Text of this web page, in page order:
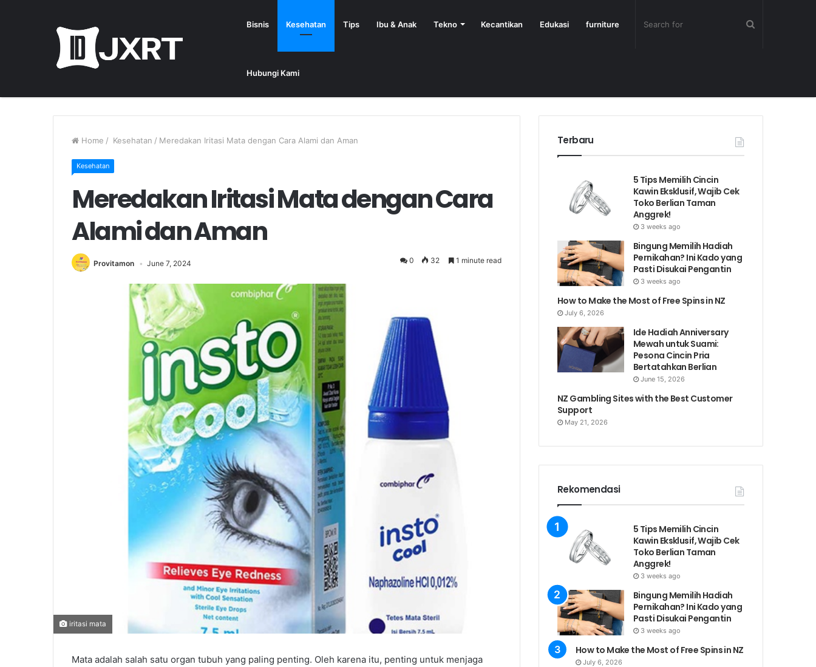
Bisnis Kesehatan Tips Ibu & Anak Tekno Kecantikan Edukasi furniture
Hubungi Kami
Home / Kesehatan / Meredakan Iritasi Mata dengan Cara Alami dan Aman
Kesehatan
Meredakan Iritasi Mata dengan Cara
Alami dan Aman
Provitamon June 7, 2024 0 32 1 minute read
iritasi mata
Mata adalah salah satu organ tubuh yang paling penting. Oleh karena itu, penting untuk menjaga
Terbaru
5 Tips Memilih Cincin
Kawin Eksklusif, Wajib Cek
Toko Berlian Taman
Anggrek!
3 weeks ago
Bingung Memilih Hadiah
Pernikahan? Ini Kado yang
Pasti Disukai Pengantin
3 weeks ago
How to Make the Most of Free Spins in NZ
July 6, 2026
Ide Hadiah Anniversary
Mewah untuk Suami:
Pesona Cincin Pria
Bertatahkan Berlian
June 15, 2026
NZ Gambling Sites with the Best Customer
Support
May 21, 2026
Rekomendasi
5 Tips Memilih Cincin
Kawin Eksklusif, Wajib Cek
Toko Berlian Taman
Anggrek!
3 weeks ago
Bingung Memilih Hadiah
Pernikahan? Ini Kado yang
Pasti Disukai Pengantin
3 weeks ago
How to Make the Most of Free Spins in NZ
July 6, 2026